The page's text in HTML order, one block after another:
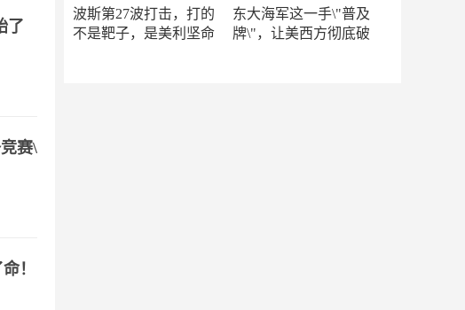
波斯第27波打击，打的
不是靶子，是美利坚命
东大海军这一手\"普及
牌\"，让美西方彻底破
了
赛\"
！